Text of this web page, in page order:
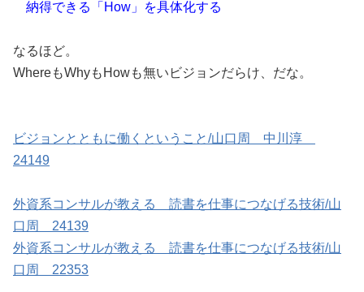
納得できる「How」を具体化する
なるほど。
WhereもWhyもHowも無いビジョンだらけ、だな。
ビジョンとともに働くということ/山口周 中川淳
24149
外資系コンサルが教える 読書を仕事につなげる技術/山
口周 24139
外資系コンサルが教える 読書を仕事につなげる技術/山
口周 22353